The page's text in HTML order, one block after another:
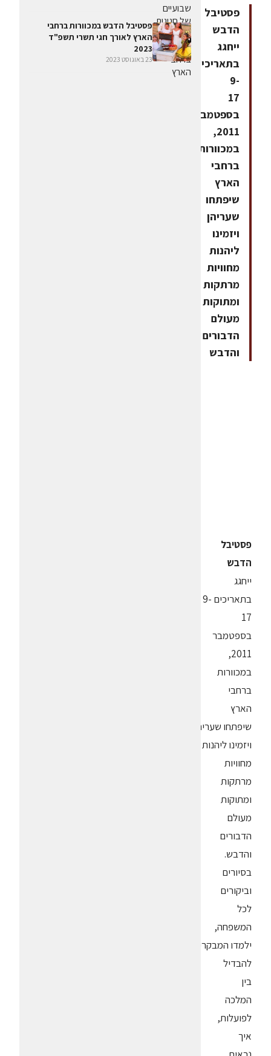
פסטיבל
הדבש
ייחגג
בתאריכים
9-
17
בספטמבר
2011,
במכוורות
ברחבי
הארץ
שיפתחו
שעריהן
ויזמינו
ליהנות
מחוויות
מרתקות
ומתוקות
מעולם
הדבורים
והדבש
פסטיבל
הדבש
ייחגג
בתאריכים 9-
17
בספטמבר
2011,
במכוורות
ברחבי
הארץ
שיפתחו שעריהן
ויזמינו ליהנות
מחוויות
מרתקות
ומתוקות
מעולם
הדבורים
והדבש.
בסיורים
וביקורים
לכל
המשפחה,
ילמדו המבקרים
להבדיל
בין
המלכה
לפועלות,
איך
פסטיבל הדבש במכוורות ברחבי
הארץ לאורך חגי תשרי תשפ"ד
2023
23 באוגוסט 2023